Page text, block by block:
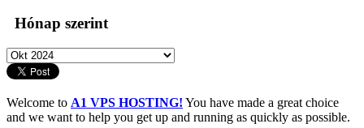
Hónap szerint
Welcome to A1 VPS HOSTING! You have made a great choice
and we want to help you get up and running as quickly as possible.